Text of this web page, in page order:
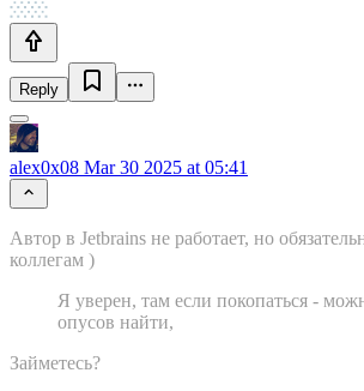
Reply
alex0x08 Mar 30 2025 at 05:41
Автор в Jetbrains не работает, но
коллегам )
Я уверен, там если покопаться -
опусов найти,
Займетесь?